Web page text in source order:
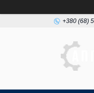
+380 (68)